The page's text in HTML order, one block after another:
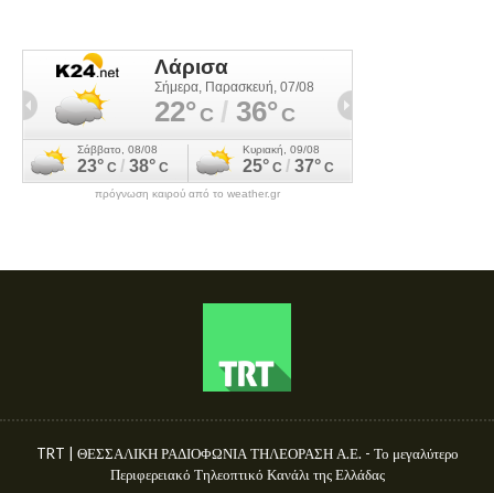
πρόγνωση καιρού από το weather.gr
TRT | ΘΕΣΣΑΛΙΚΗ ΡΑΔΙΟΦΩΝΙΑ ΤΗΛΕΟΡΑΣΗ Α.Ε. - Το μεγαλύτερο
Περιφερειακό Τηλεοπτικό Κανάλι της Ελλάδας